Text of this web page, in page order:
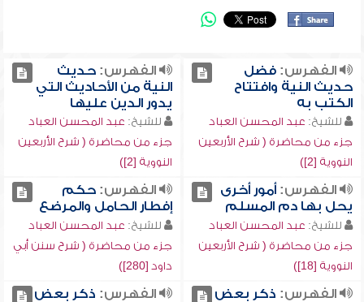
الفهرس:فضل
حديث النية وافتتاح
الكتب به
للشيخ: عبد المحسن العباد
جزء من محاضرة ( شرح الأربعين
النووية [2])
الفهرس:حديث
النية من الأحاديث التي
يدور الدين عليها
للشيخ: عبد المحسن العباد
جزء من محاضرة ( شرح الأربعين
النووية [2])
الفهرس:أمور أخرى
يحل بها دم المسلم
للشيخ: عبد المحسن العباد
جزء من محاضرة ( شرح الأربعين
النووية [18])
الفهرس:حكم
إفطار الحامل والمرضع
للشيخ: عبد المحسن العباد
جزء من محاضرة ( شرح سنن أبي
داود [280])
الفهرس: ذكر بعض
الفهرس: ذكر بعض